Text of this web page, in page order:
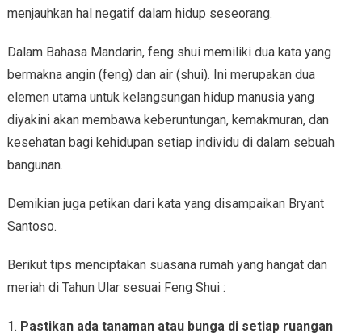
menjauhkan hal negatif dalam hidup seseorang.
Dalam Bahasa Mandarin, feng shui memiliki dua kata yang
bermakna angin (feng) dan air (shui). Ini merupakan dua
elemen utama untuk kelangsungan hidup manusia yang
diyakini akan membawa keberuntungan, kemakmuran, dan
kesehatan bagi kehidupan setiap individu di dalam sebuah
bangunan.
Demikian juga petikan dari kata yang disampaikan Bryant
Santoso.
Berikut tips menciptakan suasana rumah yang hangat dan
meriah di Tahun Ular sesuai Feng Shui :
1. Pastikan ada tanaman atau bunga di setiap ruangan